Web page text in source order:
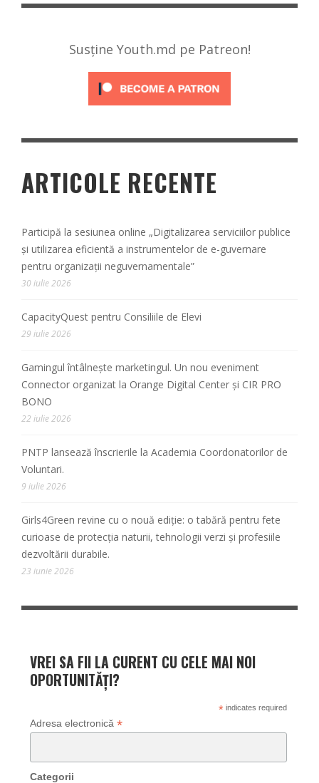
Susține Youth.md pe Patreon!
ARTICOLE RECENTE
Participă la sesiunea online „Digitalizarea serviciilor publice
și utilizarea eficientă a instrumentelor de e-guvernare
pentru organizații neguvernamentale”
30 iulie 2026
CapacityQuest pentru Consiliile de Elevi
29 iulie 2026
Gamingul întâlnește marketingul. Un nou eveniment
Connector organizat la Orange Digital Center și CIR PRO
BONO
22 iulie 2026
PNTP lansează înscrierile la Academia Coordonatorilor de
Voluntari.
9 iulie 2026
Girls4Green revine cu o nouă ediție: o tabără pentru fete
curioase de protecția naturii, tehnologii verzi și profesiile
dezvoltării durabile.
23 iunie 2026
VREI SA FII LA CURENT CU CELE MAI NOI
OPORTUNITĂȚI?
*indicates required
Adresa electronică *
Categorii